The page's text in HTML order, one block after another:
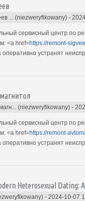
... (niezweryfikowany) -
сервисный центр по
<a href=https://remont-
устранят
(niezweryfikowany) -
сервисный центр по
<a href=https://remont-
устранят
Heterosexual Dating:
- 2024-10-07